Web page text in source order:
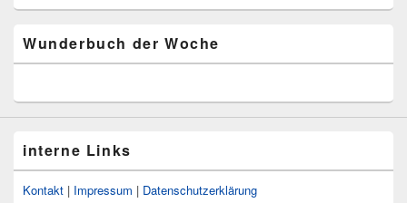
Wunderbuch der Woche
interne Links
Kontakt | Impressum | Datenschutzerklärung